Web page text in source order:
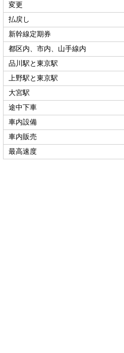
変更
払戻し
新幹線定期券
都区内、市内、山手線内
品川駅と東京駅
上野駅と東京駅
大宮駅
途中下車
車内設備
車内販売
最高速度